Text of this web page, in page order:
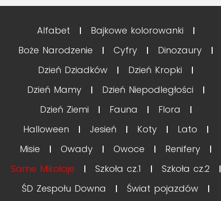
Alfabet
Bajkowe kolorowanki
Boże Narodzenie
Cyfry
Dinozaury
Dzień Dziadków
Dzień Kropki
Dzień Mamy
Dzień Niepodległości
Dzień Ziemi
Fauna
Flora
Halloween
Jesień Koty
Lato
Misie
Owady Owoce
Renifery
Same Mikołaje
Szkoła cz.1
Szkoła cz.2
ŚD Zespołu Downa
Świat pojazdów